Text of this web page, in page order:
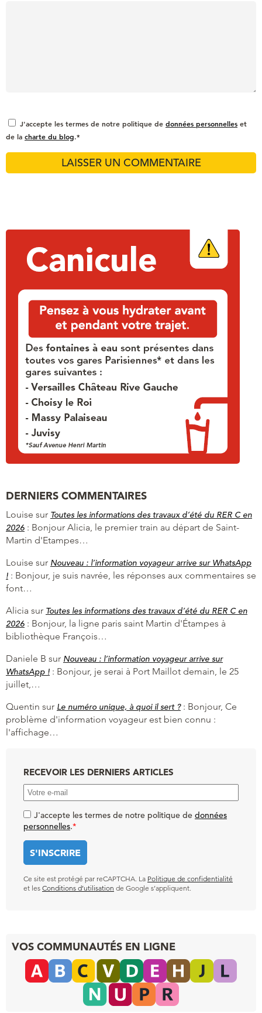
J'accepte les termes de notre politique de données personnelles et
de la charte du blog.*
DERNIERS COMMENTAIRES
Louise sur Toutes les informations des travaux d’été du RER C en
2026 : Bonjour Alicia, le premier train au départ de Saint-
Martin d'Etampes…
Louise sur Nouveau : l’information voyageur arrive sur WhatsApp
! : Bonjour, je suis navrée, les réponses aux commentaires se
font…
Alicia sur Toutes les informations des travaux d’été du RER C en
2026 : Bonjour, la ligne paris saint Martin d'Étampes à
bibliothèque François…
Daniele B sur Nouveau : l’information voyageur arrive sur
WhatsApp ! : Bonjour, je serai à Port Maillot demain, le 25
juillet,…
Quentin sur Le numéro unique, à quoi il sert ?: Bonjour, Ce
problème d'information voyageur est bien connu :
l'affichage…
RECEVOIR LES DERNIERS ARTICLES
J'accepte les termes de notre politique de données
personnelles.*
Ce site est protégé par reCAPTCHA. La Politique de confidentialité
et les Conditions d’utilisation de Google s’appliquent.
VOS COMMUNAUTÉS EN LIGNE